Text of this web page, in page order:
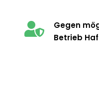

Gegen
Betrieb